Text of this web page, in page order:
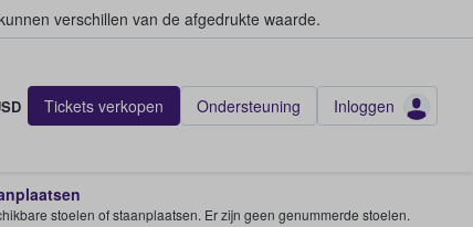
verschillen van de afgedrukte waarde.
Tickets verkopen Ondersteuning Inloggen
stoelen of staanplaatsen. Er zijn geen genummerde stoelen.